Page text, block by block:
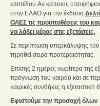
επιπέδου.Αν κάποιος
στην ΕΛΑΟ για την έκδοση
ΟΛΕΣ τις προϋποθέσεις του
να λάβει μέρος στις εξετάσεις.
Σε περίπτωση υπερκάλυψης
τηρηθεί σειρά προτεραιότητας.
Επίσης 2 ημέρες νωρίτερα της
πρόγνωση του καιρού και σε
καιρικές συνθήκες η
Εφιστούμε την προσοχή όλων